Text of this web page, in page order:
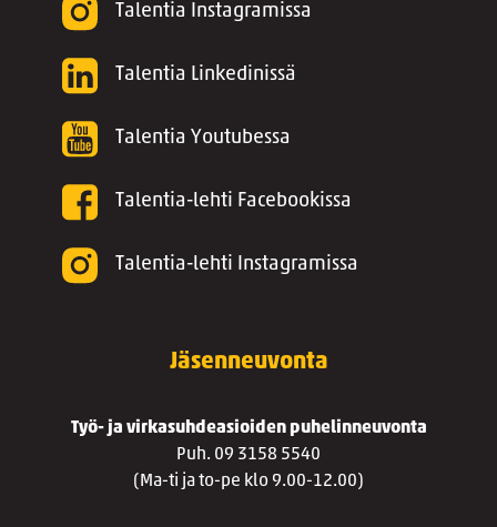
Talentia Instagramissa
Talentia Linkedinissä
Talentia Youtubessa
Talentia-lehti Facebookissa
Talentia-lehti Instagramissa
Jäsenneuvonta
Työ- ja virkasuhdeasioiden puhelinneuvonta
Puh. 09 3158 5540
(Ma-ti ja to-pe klo 9.00-12.00)